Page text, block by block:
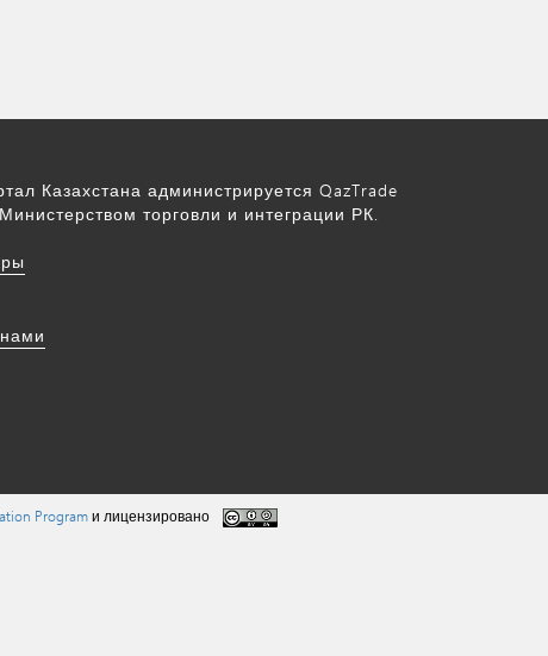
Казахстана администрируется QazTrade
торговли и интеграции РК.
Programи лицензировано